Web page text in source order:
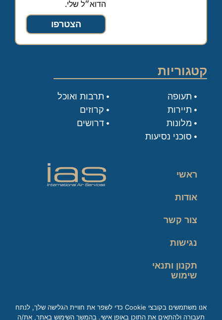
הדוא״ל שלי.
הצטרפו
קטגוריות
תעופה
תיירות
מלונות
סוכני נסיעות
תרבות ואוכל
קרוזים
דרושים
ראשי
אודות
צור קשר
נגישות
תקנון ותנאי
שימוש
אנו משתמשים בקובצי Cookie כדי לשפר את חוויית הגלישה שלך, לנתח
תעבורה ולהתאים את התוכן באופן אישי. בהמשך השימוש באתר, את/ה